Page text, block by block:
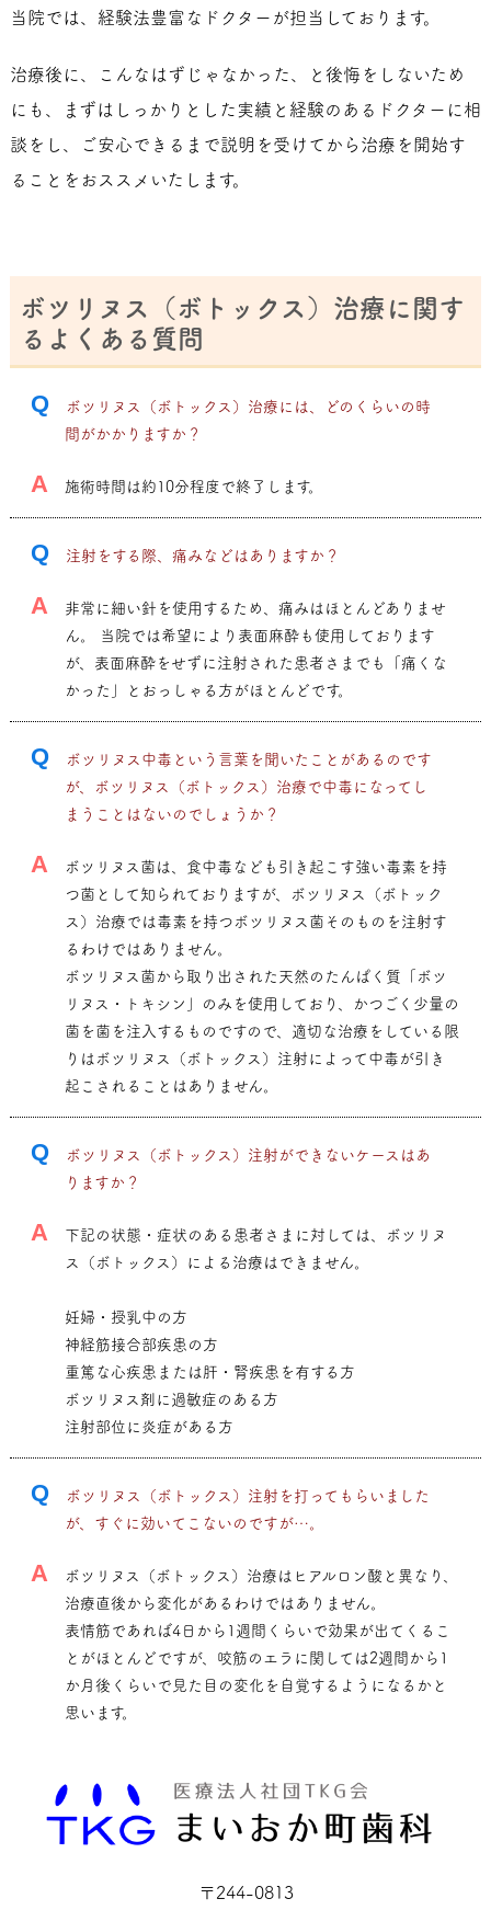
当院では、経験法豊富なドクターが担当しております。
治療後に、こんなはずじゃなかった、と後悔をしないため
にも、まずはしっかりとした実績と経験のあるドクターに相
談をし、ご安心できるまで説明を受けてから治療を開始す
ることをおススメいたします。
ボツリヌス（ボトックス）治療に関す
るよくある質問
Q
ボツリヌス（ボトックス）治療には、どのくらいの時
間がかかりますか？
A 施術時間は約10分程度で終了します。
Q 注射をする際、痛みなどはありますか？
A
非常に細い針を使用するため、痛みはほとんどありませ
ん。 当院では希望により表面麻酔も使用しております
が、表面麻酔をせずに注射された患者さまでも「痛くな
かった」とおっしゃる方がほとんどです。
Q
ボツリヌス中毒という言葉を聞いたことがあるのです
が、ボツリヌス（ボトックス）治療で中毒になってし
まうことはないのでしょうか？
A
ボツリヌス菌は、食中毒なども引き起こす強い毒素を持
つ菌として知られておりますが、ボツリヌス（ボトック
ス）治療では毒素を持つボツリヌス菌そのものを注射す
るわけではありません。
ボツリヌス菌から取り出された天然のたんぱく質「ボツ
リヌス・トキシン」のみを使用しており、かつごく少量の
菌を菌を注入するものですので、適切な治療をしている限
りはボツリヌス（ボトックス）注射によって中毒が引き
起こされることはありません。
Q
ボツリヌス（ボトックス）注射ができないケースはあ
りますか？
A
下記の状態・症状のある患者さまに対しては、ボツリヌ
ス（ボトックス）による治療はできません。
妊婦・授乳中の方
神経筋接合部疾患の方
重篤な心疾患または肝・腎疾患を有する方
ボツリヌス剤に過敏症のある方
注射部位に炎症がある方
Q
ボツリヌス（ボトックス）注射を打ってもらいました
が、すぐに効いてこないのですが…。
A
ボツリヌス（ボトックス）治療はヒアルロン酸と異なり、
治療直後から変化があるわけではありません。
表情筋であれば4日から1週間くらいで効果が出てくるこ
とがほとんどですが、咬筋のエラに関しては2週間から1
か月後くらいで見た目の変化を自覚するようになるかと
思います。
〒244-0813